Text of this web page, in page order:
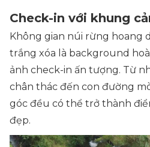
Check-in với khung
Không gian núi rừng hoang
trắng xóa là background
ảnh check-in ấn tượng. Từ
chân thác đến con đường
góc đều có thể trở thành
đẹp.